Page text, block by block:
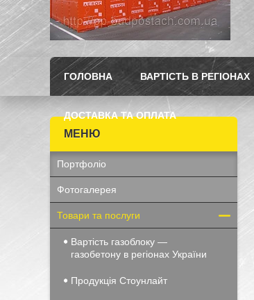
ГОЛОВНА ВАРТІСТЬ В РЕГІОНАХ
ДОСТАВКА ТА ОПЛАТА
Портфоліо
Фотогалерея
Товари та послуги
Вартість газоблоку —
газобетону в регіонах України
Продукція Стоунлайт